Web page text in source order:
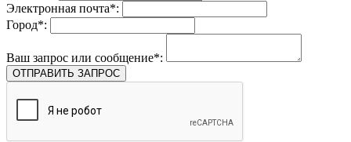
Электронная почта*:
Город*:
Ваш запрос или сообщение*:
ОТПРАВИТЬ ЗАПРОС